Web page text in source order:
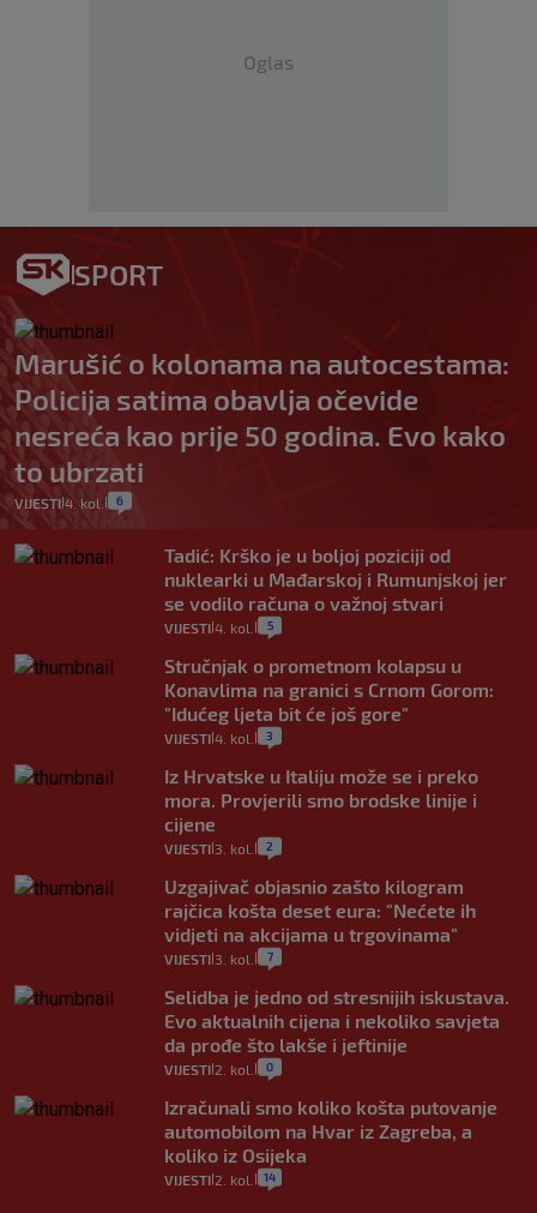
Oglas
SPORT
Marušić o kolonama na autocestama:
Policija satima obavlja očevide
nesreća kao prije 50 godina. Evo kako
to ubrzati
VIJESTI 4. kol. 6
Tadić: Krško je u boljoj poziciji od
nuklearki u Mađarskoj i Rumunjskoj jer
se vodilo računa o važnoj stvari
VIJESTI 4. kol. 5
Stručnjak o prometnom kolapsu u
Konavlima na granici s Crnom Gorom:
"Idućeg ljeta bit će još gore"
VIJESTI 4. kol. 3
Iz Hrvatske u Italiju može se i preko
mora. Provjerili smo brodske linije i
cijene
VIJESTI 3. kol. 2
Uzgajivač objasnio zašto kilogram
rajčica košta deset eura: "Nećete ih
vidjeti na akcijama u trgovinama"
VIJESTI 3. kol. 7
Selidba je jedno od stresnijih iskustava.
Evo aktualnih cijena i nekoliko savjeta
da prođe što lakše i jeftinije
VIJESTI 2. kol. 0
Izračunali smo koliko košta putovanje
automobilom na Hvar iz Zagreba, a
koliko iz Osijeka
VIJESTI 2. kol. 14